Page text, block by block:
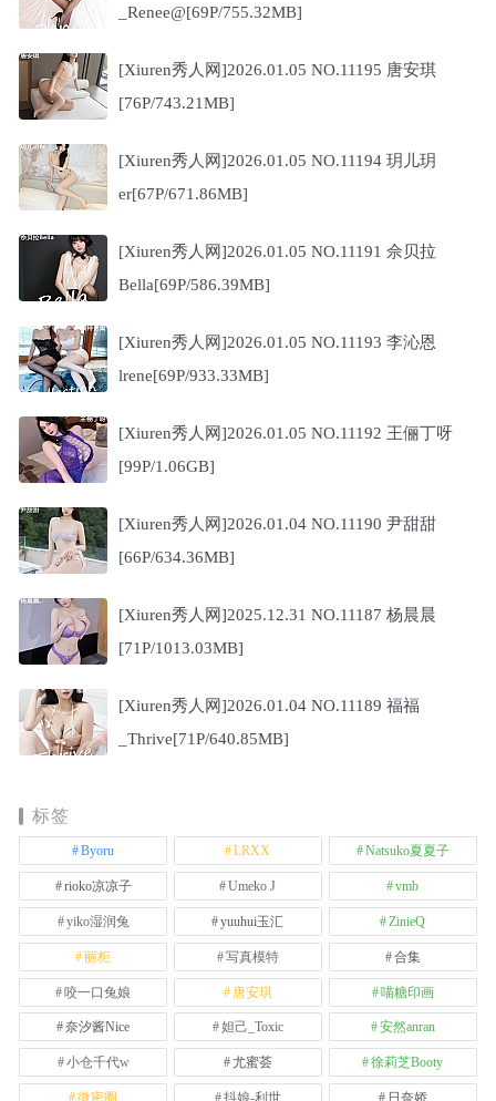
_Renee@[69P/755.32MB]
[Xiuren秀人网]2026.01.05 NO.11195 唐安琪
[76P/743.21MB]
[Xiuren秀人网]2026.01.05 NO.11194 玥儿玥
er[67P/671.86MB]
[Xiuren秀人网]2026.01.05 NO.11191 佘贝拉
Bella[69P/586.39MB]
[Xiuren秀人网]2026.01.05 NO.11193 李沁恩
lrene[69P/933.33MB]
[Xiuren秀人网]2026.01.05 NO.11192 王俪丁呀
[99P/1.06GB]
[Xiuren秀人网]2026.01.04 NO.11190 尹甜甜
[66P/634.36MB]
[Xiuren秀人网]2025.12.31 NO.11187 杨晨晨
[71P/1013.03MB]
[Xiuren秀人网]2026.01.04 NO.11189 福福
_Thrive[71P/640.85MB]
标签
Byoru LRXX Natsuko夏夏子
rioko凉凉子 Umeko J vmb
yiko湿润兔 yuuhui玉汇 ZinieQ
丽柜 写真模特 合集
咬一口兔娘 唐安琪 喵糖印画
奈汐酱Nice 妲己_Toxic 安然anran
小仓千代w 尤蜜荟 徐莉芝Booty
微密圈 抖娘-利世 日奈娇